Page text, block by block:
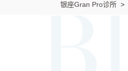
银座Gran Pro诊所 >